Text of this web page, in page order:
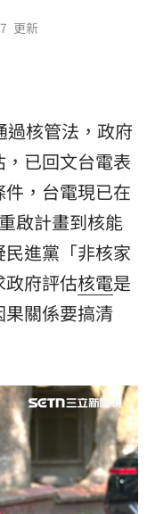
更新
過核管法，政府
已回文台電表
，台電現已在
啟計畫到核能
進黨「非核家
政府評估核電是
關係要搞清